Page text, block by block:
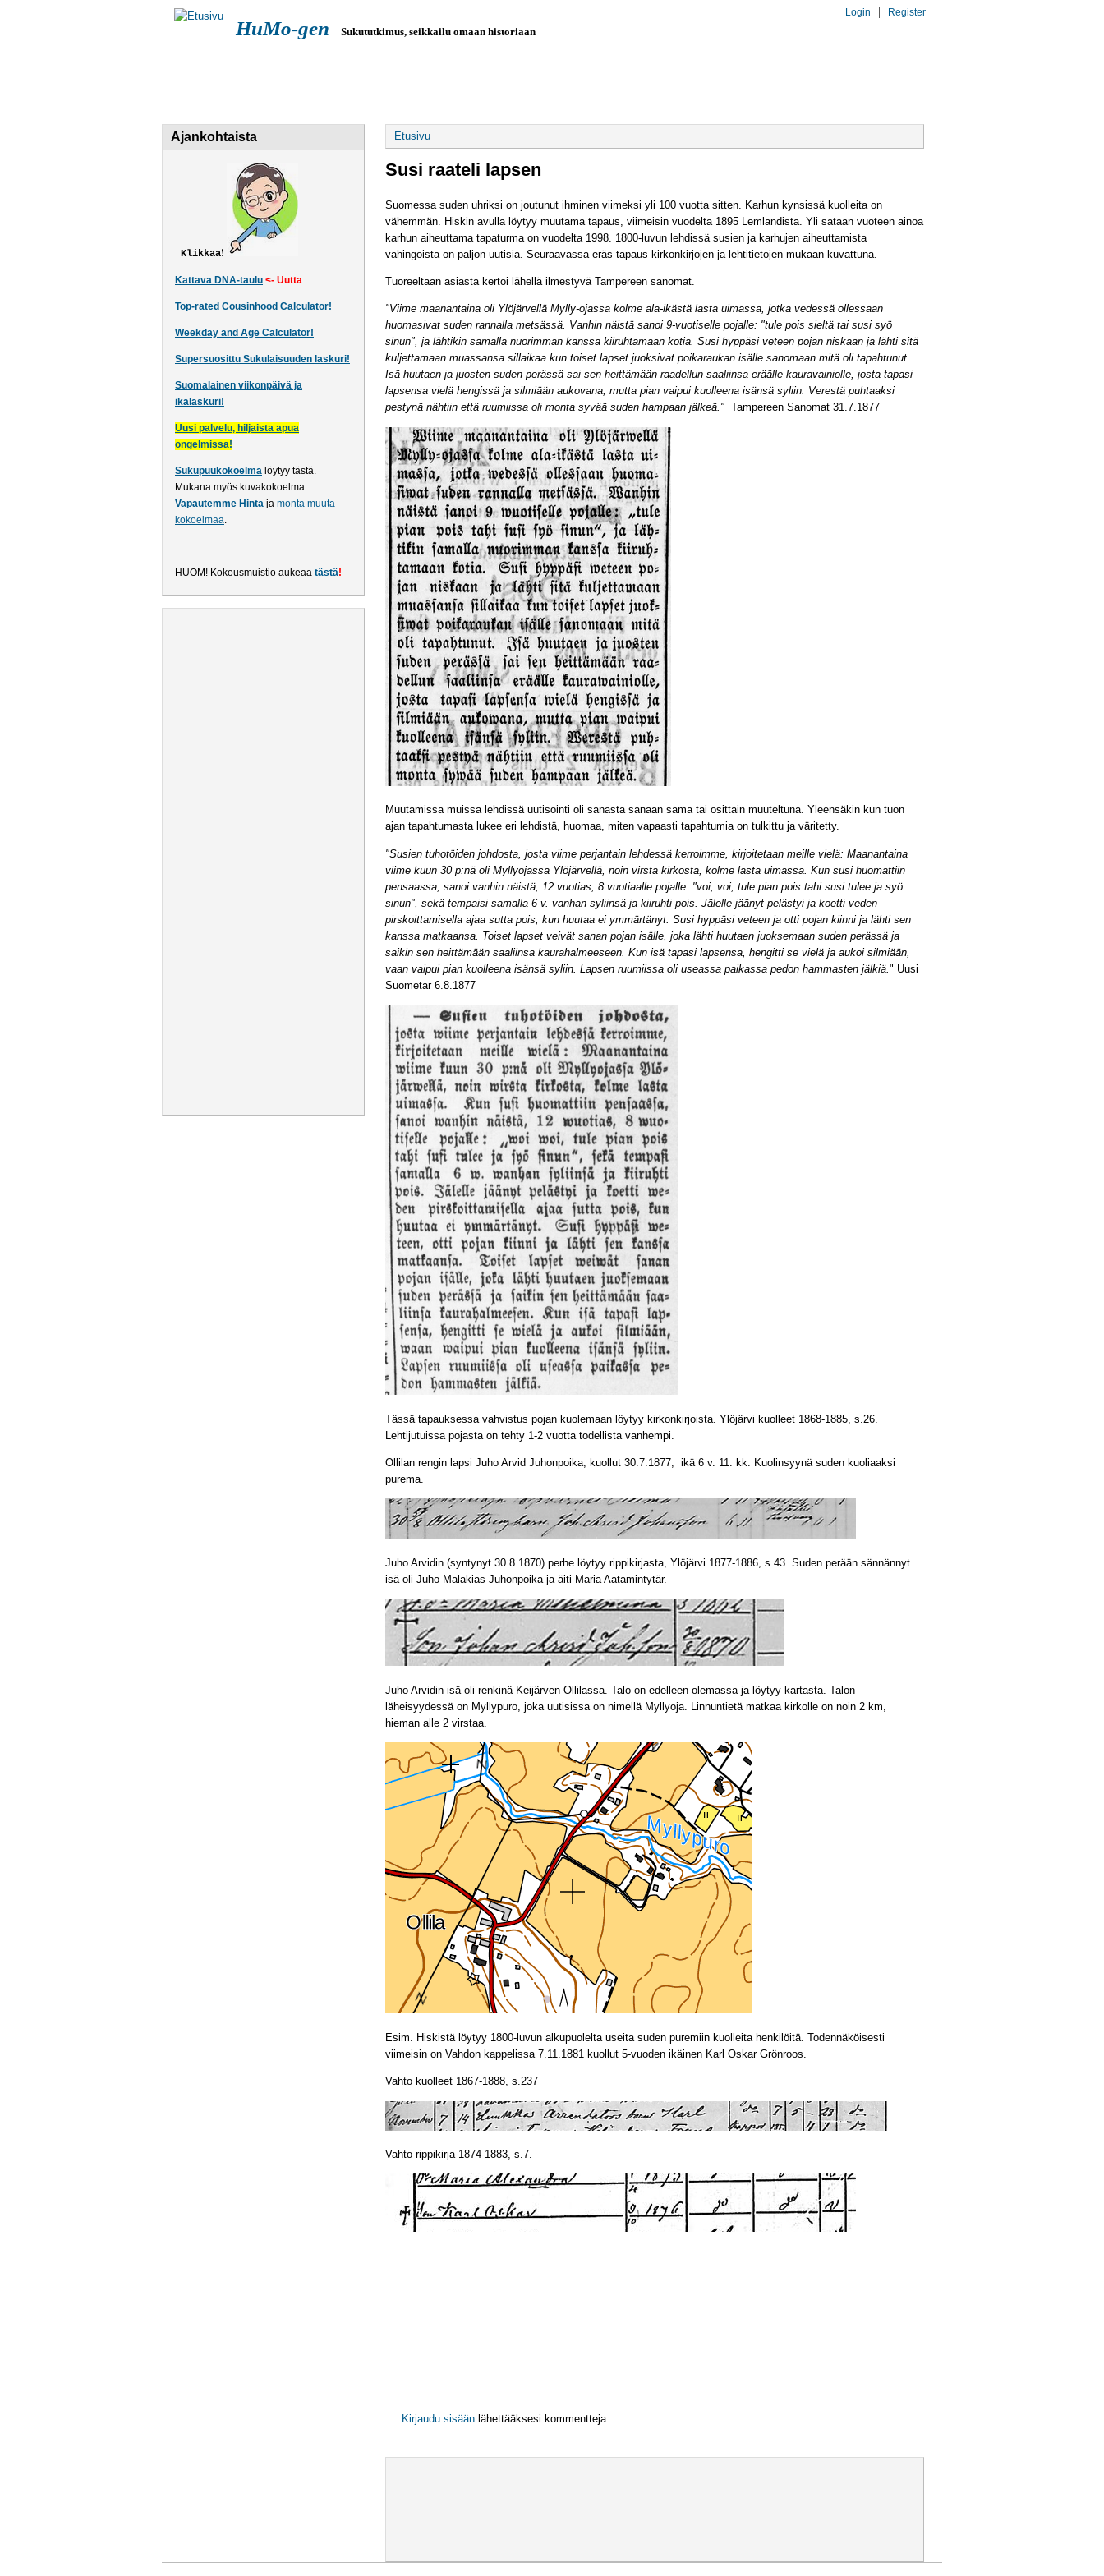
HuMo-gen Sukututkimus, seikkailu omaan historiaan
Login Register
Ajankohtaista
Klikkaa!
Kattava DNA-taulu <- Uutta
Top-rated Cousinhood Calculator!
Weekday and Age Calculator!
Supersuosittu Sukulaisuuden laskuri!
Suomalainen viikonpäivä ja
ikälaskuri!
Uusi palvelu, hiljaista apua
ongelmissa!
Sukupuukokoelma löytyy tästä.
Mukana myös kuvakokoelma
Vapautemme Hinta ja monta muuta
kokoelmaa.
HUOM! Kokousmuistio aukeaa tästä!
Olet täällä
Etusivu
Susi raateli lapsen
Suomessa suden uhriksi on joutunut ihminen viimeksi yli 100 vuotta sitten. Karhun kynsissä kuolleita on
vähemmän. Hiskin avulla löytyy muutama tapaus, viimeisin vuodelta 1895 Lemlandista. Yli sataan vuoteen ainoa
karhun aiheuttama tapaturma on vuodelta 1998. 1800-luvun lehdissä susien ja karhujen aiheuttamista
vahingoista on paljon uutisia. Seuraavassa eräs tapaus kirkonkirjojen ja lehtitietojen mukaan kuvattuna.
Tuoreeltaan asiasta kertoi lähellä ilmestyvä Tampereen sanomat.
"Viime maanantaina oli Ylöjärvellä Mylly-ojassa kolme ala-ikästä lasta uimassa, jotka vedessä ollessaan
huomasivat suden rannalla metsässä. Vanhin näistä sanoi 9-vuotiselle pojalle: "tule pois sieltä tai susi syö
sinun", ja lähtikin samalla nuorimman kanssa kiiruhtamaan kotia. Susi hyppäsi veteen pojan niskaan ja lähti sitä
kuljettamaan muassansa sillaikaa kun toiset lapset juoksivat poikaraukan isälle sanomaan mitä oli tapahtunut.
Isä huutaen ja juosten suden perässä sai sen heittämään raadellun saaliinsa eräälle kauravainiolle, josta tapasi
lapsensa vielä hengissä ja silmiään aukovana, mutta pian vaipui kuolleena isänsä syliin. Verestä puhtaaksi
pestynä nähtiin että ruumiissa oli monta syvää suden hampaan jälkeä." Tampereen Sanomat 31.7.1877
Muutamissa muissa lehdissä uutisointi oli sanasta sanaan sama tai osittain muuteltuna. Yleensäkin kun tuon
ajan tapahtumasta lukee eri lehdistä, huomaa, miten vapaasti tapahtumia on tulkittu ja väritetty.
"Susien tuhotöiden johdosta, josta viime perjantain lehdessä kerroimme, kirjoitetaan meille vielä: Maanantaina
viime kuun 30 p:nä oli Myllyojassa Ylöjärvellä, noin virsta kirkosta, kolme lasta uimassa. Kun susi huomattiin
pensaassa, sanoi vanhin näistä, 12 vuotias, 8 vuotiaalle pojalle: "voi, voi, tule pian pois tahi susi tulee ja syö
sinun", sekä tempaisi samalla 6 v. vanhan syliinsä ja kiiruhti pois. Jälelle jäänyt pelästyi ja koetti veden
pirskoittamisella ajaa sutta pois, kun huutaa ei ymmärtänyt. Susi hyppäsi veteen ja otti pojan kiinni ja lähti sen
kanssa matkaansa. Toiset lapset veivät sanan pojan isälle, joka lähti huutaen juoksemaan suden perässä ja
saikin sen heittämään saaliinsa kaurahalmeeseen. Kun isä tapasi lapsensa, hengitti se vielä ja aukoi silmiään,
vaan vaipui pian kuolleena isänsä syliin. Lapsen ruumiissa oli useassa paikassa pedon hammasten jälkiä. " Uusi
Suometar 6.8.1877
Tässä tapauksessa vahvistus pojan kuolemaan löytyy kirkonkirjoista. Ylöjärvi kuolleet 1868-1885, s.26.
Lehtijutuissa pojasta on tehty 1-2 vuotta todellista vanhempi.
Ollilan rengin lapsi Juho Arvid Juhonpoika, kuollut 30.7.1877, ikä 6 v. 11. kk. Kuolinsyynä suden kuoliaaksi
purema.
Juho Arvidin (syntynyt 30.8.1870) perhe löytyy rippikirjasta, Ylöjärvi 1877-1886, s.43. Suden perään sännännyt
isä oli Juho Malakias Juhonpoika ja äiti Maria Aatamintytär.
Juho Arvidin isä oli renkinä Keijärven Ollilassa. Talo on edelleen olemassa ja löytyy kartasta. Talon
läheisyydessä on Myllypuro, joka uutisissa on nimellä Myllyoja. Linnuntietä matkaa kirkolle on noin 2 km,
hieman alle 2 virstaa.
Esim. Hiskistä löytyy 1800-luvun alkupuolelta useita suden puremiin kuolleita henkilöitä. Todennäköisesti
viimeisin on Vahdon kappelissa 7.11.1881 kuollut 5-vuoden ikäinen Karl Oskar Grönroos.
Vahto kuolleet 1867-1888, s.237
Vahto rippikirja 1874-1883, s.7.
Kirjaudu sisään lähettääksesi kommentteja